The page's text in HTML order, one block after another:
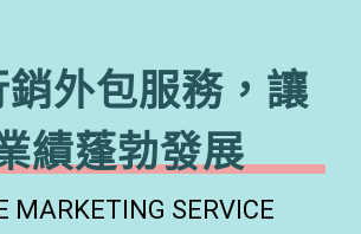
外包服務，讓
績蓬勃發展
MARKETING SERVICE